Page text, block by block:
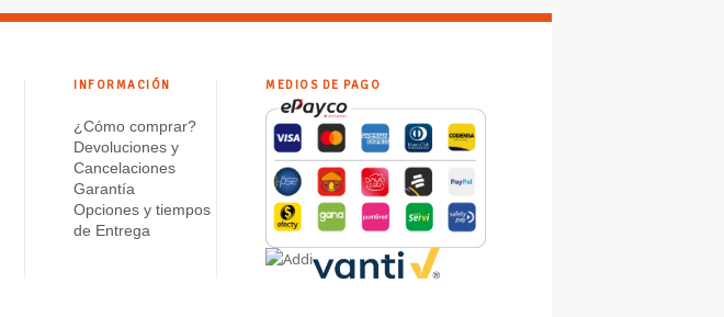
INFORMACIÓN
¿Cómo comprar?
Devoluciones y
Cancelaciones
Garantía
Opciones y tiempos
de Entrega
MEDIOS DE PAGO